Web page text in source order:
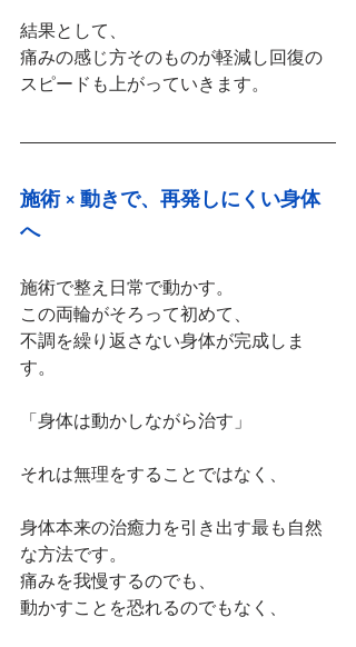
結果として、
痛みの感じ方そのものが軽減し回復の
スピードも上がっていきます。
施術 × 動きで、再発しにくい身体
へ
施術で整え日常で動かす。
この両輪がそろって初めて、
不調を繰り返さない身体が完成しま
す。
「身体は動かしながら治す」
それは無理をすることではなく、
身体本来の治癒力を引き出す最も自然
な方法です。
痛みを我慢するのでも、
動かすことを恐れるのでもなく、